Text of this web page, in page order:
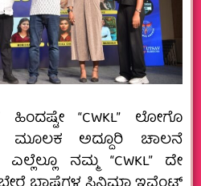
“CWKL” ಲೋಗೊ
ಮೂಲಕ ಅದ್ದೂರಿ ಚಾಲನೆ
ನಮ್ಮ “CWKL” ದೇ